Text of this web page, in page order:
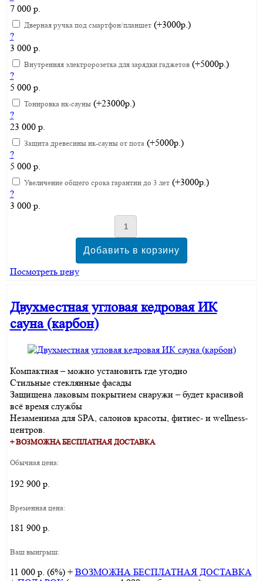
7 000 р.
Дверная ручка под смартфон/планшет(+3000р.)
?
3 000 р.
Внутренняя электророзетка для зарядки гаджетов(+5000р.)
?
5 000 р.
Тонировка ик-сауны(+23000р.)
?
23 000 р.
Защита древесины ик-сауны от пота(+5000р.)
?
5 000 р.
Увеличение общего срока гарантии до 3 лет(+3000р.)
?
3 000 р.
Посмотреть цену
Двухместная угловая кедровая ИК
сауна (карбон)
Компактная – можно установить где угодно
Стильные стеклянные фасады
Защищена лаковым покрытием снаружи – будет красивой
всё время службы
Незаменима для SPA, салонов красоты, фитнес- и wellness-
центров.
+ ВОЗМОЖНА БЕСПЛАТНАЯ ДОСТАВКА
Обычная цена:
192 900 р.
Временная цена:
181 900 р.
Ваш выигрыш:
11 000 р. (6%) + ВОЗМОЖНА БЕСПЛАТНАЯ ДОСТАВКА